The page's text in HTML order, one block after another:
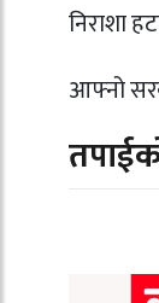
निराशा
आफ्नो